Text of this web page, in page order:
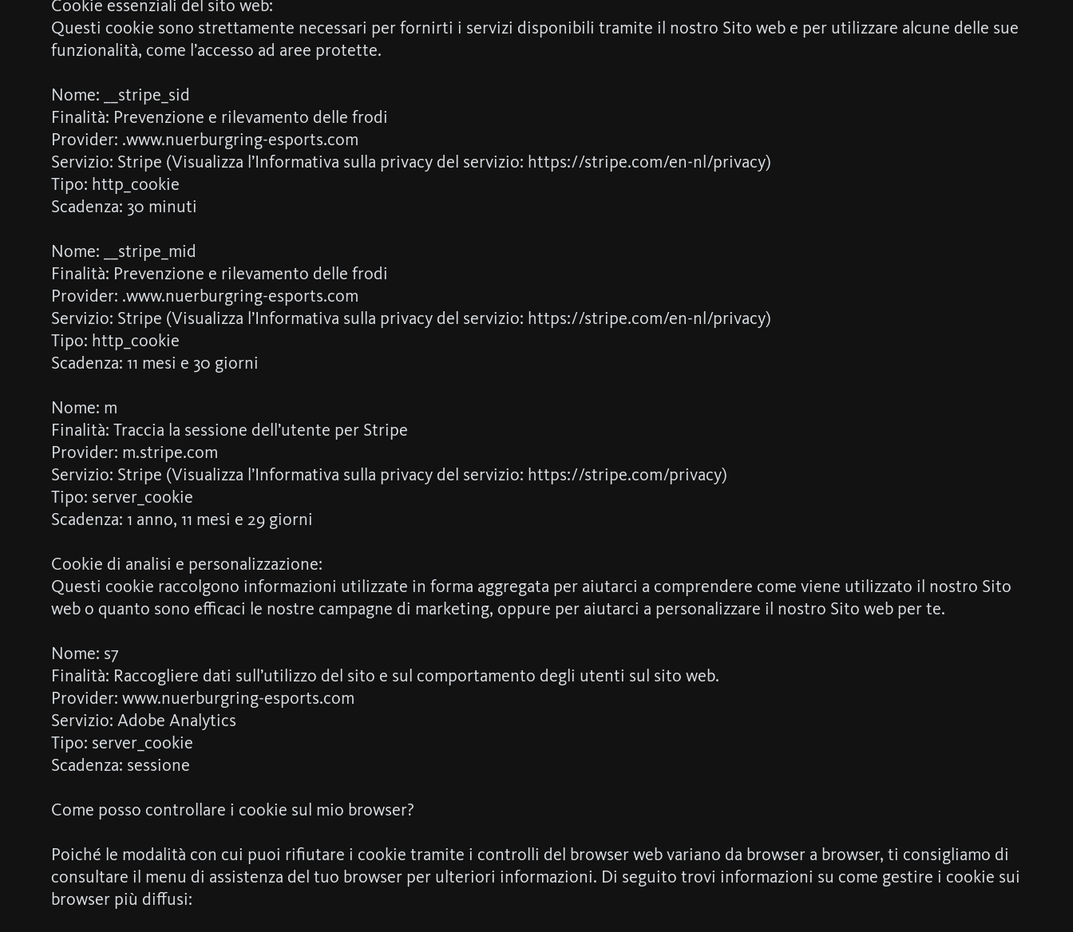
Cookie essenziali del sito web:
Questi cookie sono strettamente necessari per fornirti i servizi disponibili tramite il nostro Sito web e per utilizzare alcune delle sue
funzionalità, come l’accesso ad aree protette.
Nome: __stripe_sid
Finalità: Prevenzione e rilevamento delle frodi
Provider: .www.nuerburgring-esports.com
Servizio: Stripe (Visualizza l’Informativa sulla privacy del servizio: https://stripe.com/en-nl/privacy)
Tipo: http_cookie
Scadenza: 30 minuti
Nome: __stripe_mid
Finalità: Prevenzione e rilevamento delle frodi
Provider: .www.nuerburgring-esports.com
Servizio: Stripe (Visualizza l’Informativa sulla privacy del servizio: https://stripe.com/en-nl/privacy)
Tipo: http_cookie
Scadenza: 11 mesi e 30 giorni
Nome: m
Finalità: Traccia la sessione dell’utente per Stripe
Provider: m.stripe.com
Servizio: Stripe (Visualizza l’Informativa sulla privacy del servizio: https://stripe.com/privacy)
Tipo: server_cookie
Scadenza: 1 anno, 11 mesi e 29 giorni
Cookie di analisi e personalizzazione:
Questi cookie raccolgono informazioni utilizzate in forma aggregata per aiutarci a comprendere come viene utilizzato il nostro Sito
web o quanto sono efficaci le nostre campagne di marketing, oppure per aiutarci a personalizzare il nostro Sito web per te.
Nome: s7
Finalità: Raccogliere dati sull’utilizzo del sito e sul comportamento degli utenti sul sito web.
Provider: www.nuerburgring-esports.com
Servizio: Adobe Analytics
Tipo: server_cookie
Scadenza: sessione
Come posso controllare i cookie sul mio browser?
Poiché le modalità con cui puoi rifiutare i cookie tramite i controlli del browser web variano da browser a browser, ti consigliamo di
consultare il menu di assistenza del tuo browser per ulteriori informazioni. Di seguito trovi informazioni su come gestire i cookie sui
browser più diffusi: